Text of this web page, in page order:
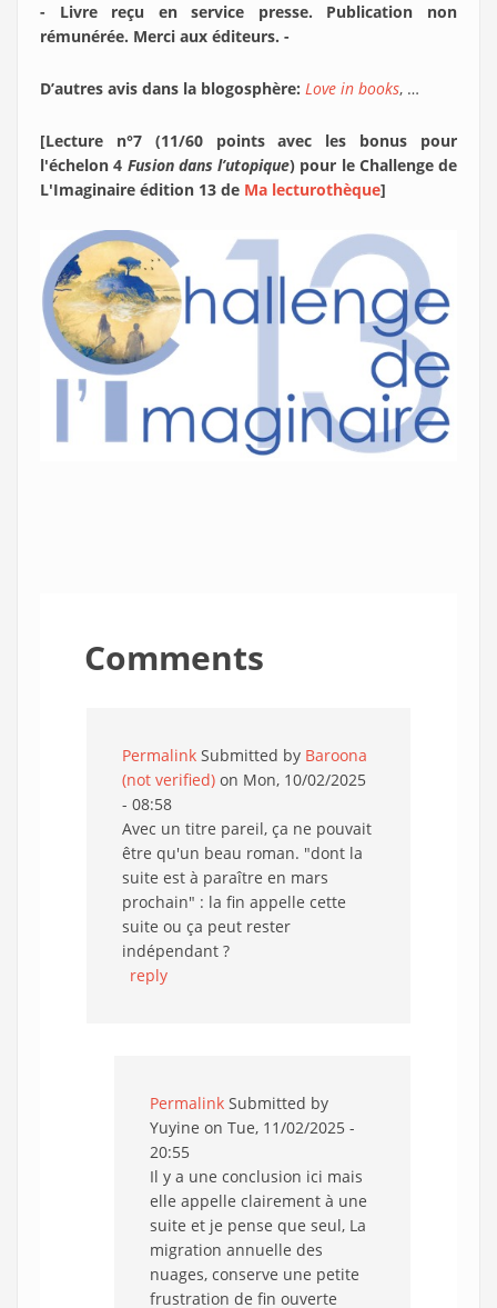
- Livre reçu en service presse. Publication non
rémunérée. Merci aux éditeurs. -
D’autres avis dans la blogosphère: Love in books, …
[Lecture n°7 (11/60 points avec les bonus pour
l'échelon 4 Fusion dans l’utopique) pour le Challenge de
L'Imaginaire édition 13 de Ma lecturothèque]
Comments
Permalink Submitted by Baroona
(not verified) on Mon, 10/02/2025
- 08:58
Avec un titre pareil, ça ne pouvait
être qu'un beau roman. "dont la
suite est à paraître en mars
prochain" : la fin appelle cette
suite ou ça peut rester
indépendant ?
reply
Permalink Submitted by
Yuyine on Tue, 11/02/2025 -
20:55
Il y a une conclusion ici mais
elle appelle clairement à une
suite et je pense que seul, La
migration annuelle des
nuages, conserve une petite
frustration de fin ouverte